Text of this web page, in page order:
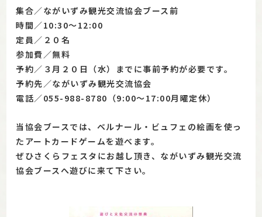
集合／ながいずみ観光交流協会ブース前
時間／10:30～12:00
定員／２０名
参加費／無料
予約／３月２０日（水）までに事前予約が必要です。
予約先／ながいずみ観光交流協会
電話／055-988-8780（9:00～17:00月曜定休）
当協会ブースでは、ベルナール・ビュフェの絵画を使っ
たアートカードゲームを遊べます。
ぜひさくらフェスタにお越し頂き、ながいずみ観光交流
協会ブースへ遊びに来て下さい。